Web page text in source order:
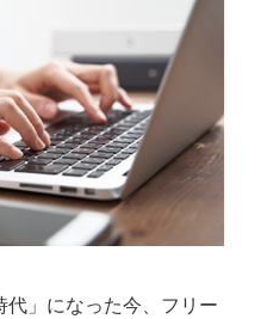
代」になった今、フリー